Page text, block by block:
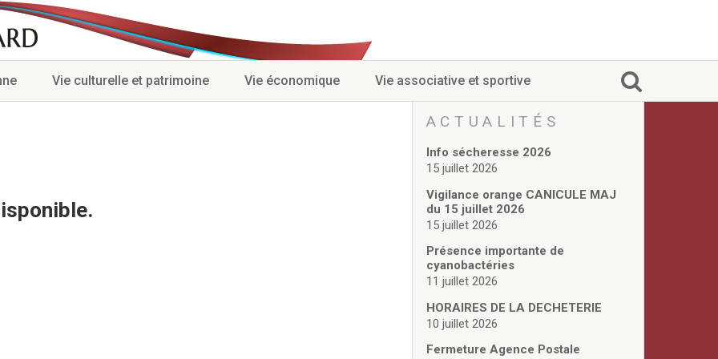
Vie culturelle et patrimoine Vie économique Vie associative et sportive
ACTUALITÉS
Info sécheresse 2026
15 juillet 2026
Vigilance orange CANICULE MAJ
du 15 juillet 2026
15 juillet 2026
Présence importante de
cyanobactéries
11 juillet 2026
HORAIRES DE LA DECHETERIE
10 juillet 2026
Fermeture Agence Postale